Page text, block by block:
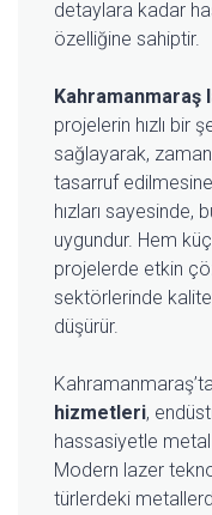
detaylara kadar
özelliğine sahiptir.
projelerin hızlı bir
sağlayarak,
tasarruf
hızları sayesinde,
uygundur. Hem
projelerde etkin
sektörlerinde
düşürür.
hizmetleri,
hassasiyetle metal
Modern lazer
türlerdeki